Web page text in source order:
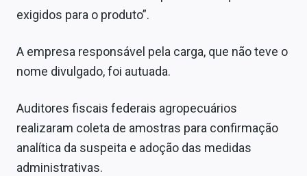
exigidos para o produto”.
A empresa responsável pela carga, que não teve o
nome divulgado, foi autuada.
Auditores fiscais federais agropecuários
realizaram coleta de amostras para confirmação
analítica da suspeita e adoção das medidas
administrativas.